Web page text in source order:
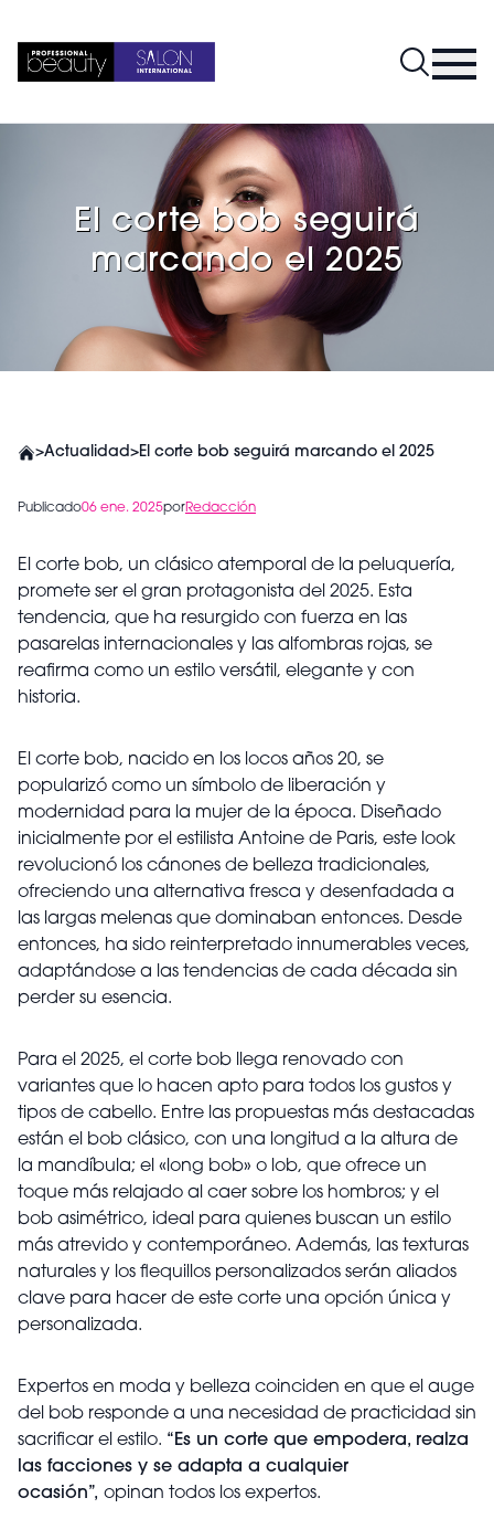
El corte bob seguirá
marcando el 2025
>Actualidad>El corte bob seguirá marcando el 2025
Publicado06 ene. 2025porRedacción
El corte bob, un clásico atemporal de la peluquería,
promete ser el gran protagonista del 2025. Esta
tendencia, que ha resurgido con fuerza en las
pasarelas internacionales y las alfombras rojas, se
reafirma como un estilo versátil, elegante y con
historia.
El corte bob, nacido en los locos años 20, se
popularizó como un símbolo de liberación y
modernidad para la mujer de la época. Diseñado
inicialmente por el estilista Antoine de Paris, este look
revolucionó los cánones de belleza tradicionales,
ofreciendo una alternativa fresca y desenfadada a
las largas melenas que dominaban entonces. Desde
entonces, ha sido reinterpretado innumerables veces,
adaptándose a las tendencias de cada década sin
perder su esencia.
Para el 2025, el corte bob llega renovado con
variantes que lo hacen apto para todos los gustos y
tipos de cabello. Entre las propuestas más destacadas
están el bob clásico, con una longitud a la altura de
la mandíbula; el «long bob» o lob, que ofrece un
toque más relajado al caer sobre los hombros; y el
bob asimétrico, ideal para quienes buscan un estilo
más atrevido y contemporáneo. Además, las texturas
naturales y los flequillos personalizados serán aliados
clave para hacer de este corte una opción única y
personalizada.
Expertos en moda y belleza coinciden en que el auge
del bob responde a una necesidad de practicidad sin
sacrificar el estilo. “Es un corte que empodera, realza
las facciones y se adapta a cualquier
ocasión”, opinan todos los expertos.